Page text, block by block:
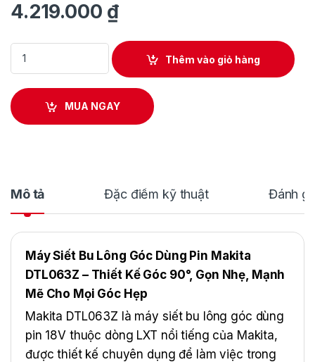
4.219.000 ₫
Máy Siết Bu Lông Góc Makita DTL063Z quantity
Thêm vào giỏ hàng
MUA NGAY
Mô tả Đặc điểm kỹ thuật Đánh
Máy Siết Bu Lông Góc Dùng Pin Makita
DTL063Z – Thiết Kế Góc 90°, Gọn Nhẹ, Mạnh
Mẽ Cho Mọi Góc Hẹp
Makita DTL063Z là máy siết bu lông góc dùng
pin 18V thuộc dòng LXT nổi tiếng của Makita,
được thiết kế chuyên dụng để làm việc trong